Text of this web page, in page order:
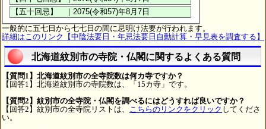
一般的に五七日から七七日の間に忌明け法要が行われます。
詳細はこのリンク【中陰法要日・年忌法要日自動計算・早見表を調査する】
北海道紋別市の寺院・仏閣に関するよくある質問
【質問1】北海道紋別市の全寺院数は何カ寺ですか？
【回答1】北海道紋別市の寺院数は、「15カ寺」です。
【質問2】紋別市の全寺院・仏閣を調べるにはどうすれば良いですか？
【回答2】紋別市の全寺院リストは、 こちらのリンクをクリック してくださ
い。